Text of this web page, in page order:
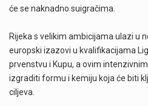
će se naknadno suigračima.
Rijeka s velikim ambicijama ulazi u
europski izazovi u kvalifikacijama
prvenstvu i Kupu, a ovim
izgraditi formu i kemiju koja će biti
ciljeva.